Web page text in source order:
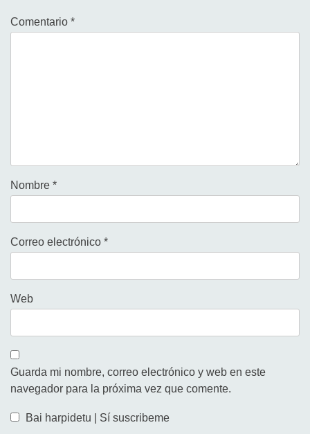
Comentario *
Nombre *
Correo electrónico *
Web
Guarda mi nombre, correo electrónico y web en este
navegador para la próxima vez que comente.
Bai harpidetu | Sí suscribeme